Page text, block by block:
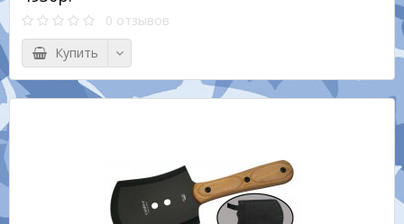
0 отзывов
Купить